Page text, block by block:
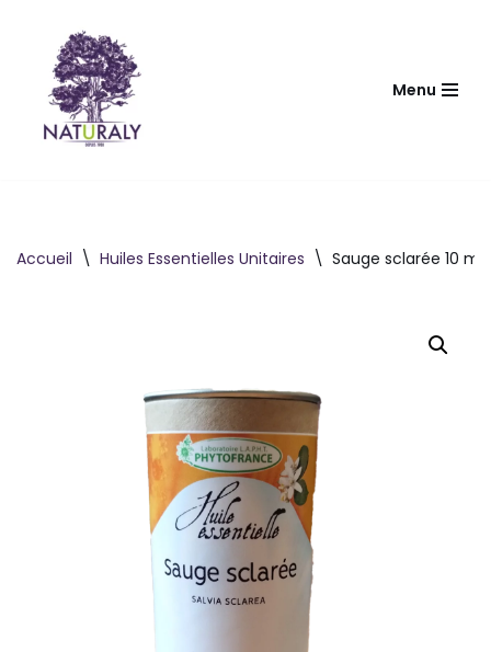
contenu
Menu
Accueil \ Huiles Essentielles Unitaires \ Sauge sclarée 10 ml